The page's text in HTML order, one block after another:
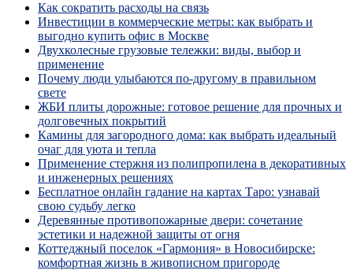
Как сократить расходы на связь
Инвестиции в коммерческие метры: как выбрать и
выгодно купить офис в Москве
Двухколесные грузовые тележки: виды, выбор и
применение
Почему люди улыбаются по‑другому в правильном
свете
ЖБИ плиты дорожные: готовое решение для прочных и
долговечных покрытий
Камины для загородного дома: как выбрать идеальный
очаг для уюта и тепла
Применение стержня из полипропилена в декоративных
и инженерных решениях
Бесплатное онлайн гадание на картах Таро: узнавай
свою судьбу легко
Деревянные противопожарные двери: сочетание
эстетики и надежной защиты от огня
Коттеджный поселок «Гармония» в Новосибирске:
комфортная жизнь в живописном пригороде